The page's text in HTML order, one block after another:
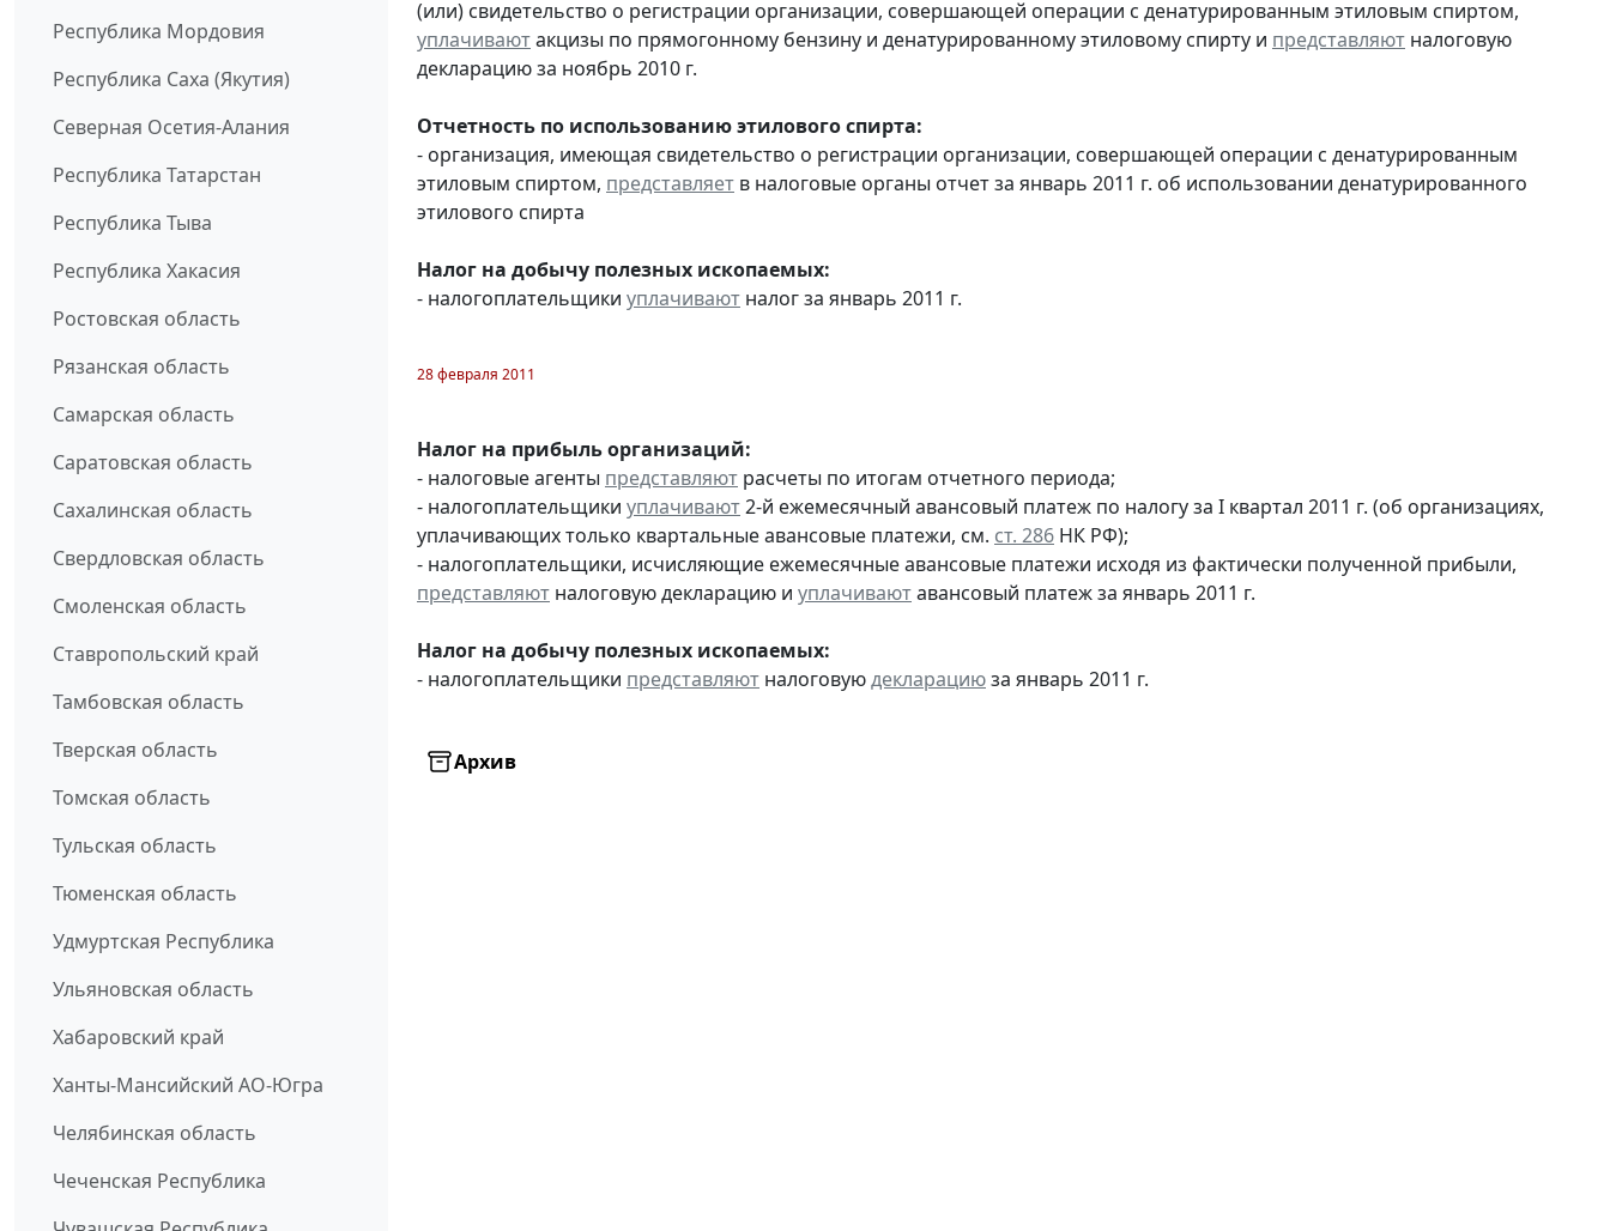
Республика Мордовия
Республика Саха (Якутия)
Северная Осетия-Алания
Республика Татарстан
Республика Тыва
Республика Хакасия
Ростовская область
Рязанская область
Самарская область
Саратовская область
Сахалинская область
Свердловская область
Смоленская область
Ставропольский край
Тамбовская область
Тверская область
Томская область
Тульская область
Тюменская область
Удмуртская Республика
Ульяновская область
Хабаровский край
Ханты-Мансийский АО-Югра
Челябинская область
Чеченская Республика
(или) свидетельство о регистрации организации, совершающей операции с денатурированным этиловым спиртом,
уплачиваютакцизы по прямогонному бензину и денатурированному этиловому спирту и представляют налоговую
декларацию за ноябрь 2010 г.
Отчетность по использованию этилового спирта:
- организация, имеющая свидетельство о регистрации организации, совершающей операции с денатурированным
этиловым спиртом, представляет в налоговые органы отчет за январь 2011 г. об использовании денатурированного
этилового спирта
Налог на добычу полезных ископаемых:
- налогоплательщики уплачивают налог за январь 2011 г.
28 февраля 2011
Налог на прибыль организаций:
- налоговые агенты представляют расчеты по итогам отчетного периода;
- налогоплательщики уплачивают2-й ежемесячный авансовый платеж по налогу за I квартал 2011 г. (об организациях,
уплачивающих только квартальные авансовые платежи, см. ст. 286 НК РФ);
- налогоплательщики, исчисляющие ежемесячные авансовые платежи исходя из фактически полученной прибыли,
представляют налоговую декларацию и уплачиваютавансовый платеж за январь 2011 г.
Налог на добычу полезных ископаемых:
- налогоплательщики представляют налоговуюдекларациюза январь 2011 г.
Архив